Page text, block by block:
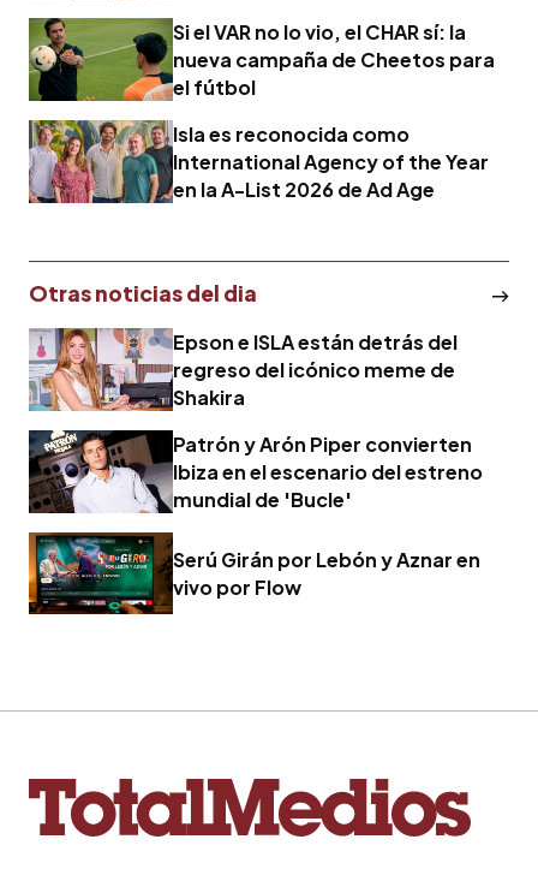
Si el VAR no lo vio, el CHAR sí: la
nueva campaña de Cheetos para
el fútbol
Isla es reconocida como
International Agency of the Year
en la A-List 2026 de Ad Age
Otras noticias del dia
Epson e ISLA están detrás del
regreso del icónico meme de
Shakira
Patrón y Arón Piper convierten
Ibiza en el escenario del estreno
mundial de 'Bucle'
Serú Girán por Lebón y Aznar en
vivo por Flow